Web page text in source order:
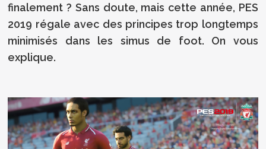
finalement ? Sans doute, mais cette année, PES
2019 régale avec des principes trop longtemps
minimisés dans les simus de foot. On vous
explique.